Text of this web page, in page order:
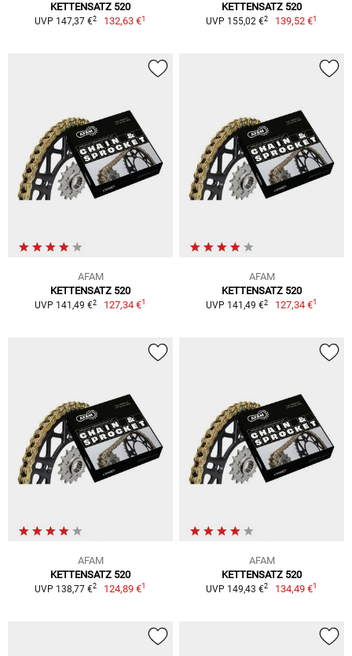
KETTENSATZ 520
UVP 147,37 €2 132,63 €1
KETTENSATZ 520
UVP 155,02 €2 139,52 €1
AFAM
KETTENSATZ 520
UVP 141,49 €2 127,34 €1
AFAM
KETTENSATZ 520
UVP 141,49 €2 127,34 €1
AFAM
KETTENSATZ 520
UVP 138,77 €2 124,89 €1
AFAM
KETTENSATZ 520
UVP 149,43 €2 134,49 €1